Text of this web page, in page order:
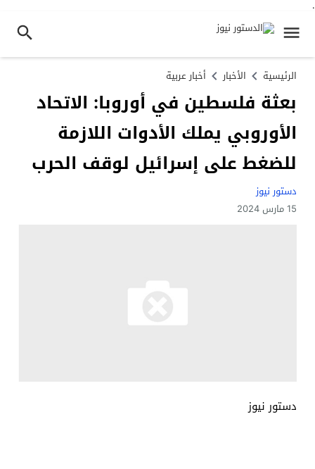
.
الرئيسية الأخبار أخبار عربية
بعثة فلسطين في أوروبا: الاتحاد
الأوروبي يملك الأدوات اللازمة
للضغط على إسرائيل لوقف الحرب
دستور نيوز
15 مارس 2024
دستور نيوز